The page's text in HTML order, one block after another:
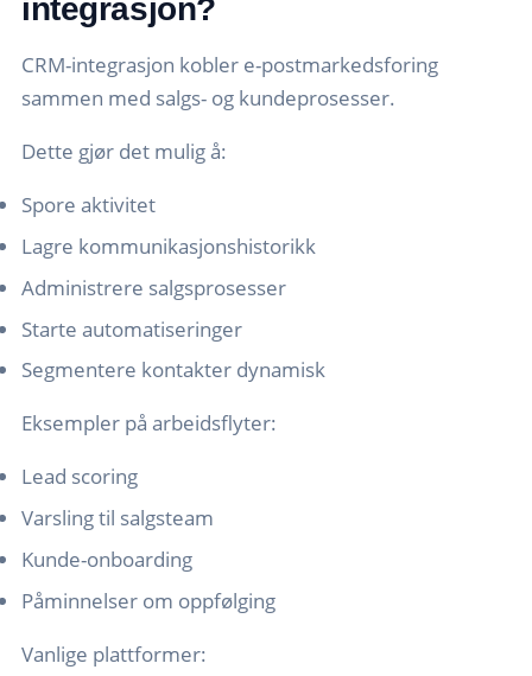
integrasjon?
CRM-integrasjon kobler e-postmarkedsforing
sammen med salgs- og kundeprosesser.
Dette gjør det mulig å:
Spore aktivitet
Lagre kommunikasjonshistorikk
Administrere salgsprosesser
Starte automatiseringer
Segmentere kontakter dynamisk
Eksempler på arbeidsflyter:
Lead scoring
Varsling til salgsteam
Kunde-onboarding
Påminnelser om oppfølging
Vanlige plattformer: